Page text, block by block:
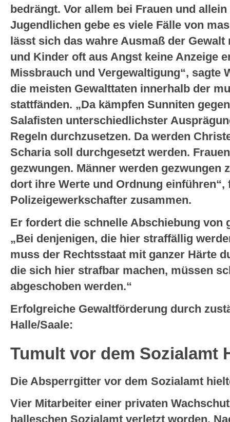
bedrängt. Vor allem bei Frauen und
Jugendlichen gebe es viele Fälle von
lässt sich das wahre Ausmaß der
und Kinder oft aus Angst keine Anzeige
Missbrauch und Vergewaltigung“, sagte
die meisten Gewalttaten innerhalb der
stattfänden. „Da kämpfen Sunniten
Salafisten unterschiedlichster
Regeln durchzusetzen. Da werden
Scharia soll durchgesetzt werden.
gezwungen. Männer werden gezwungen
dort ihre Werte und Ordnung einführen“,
Polizeigewerkschafter zusammen.
Er fordert die schnelle Abschiebung von
„Bei denjenigen, die hier straffällig
muss der Rechtsstaat mit ganzer Härte
die sich hier strafbar machen, müssen
abgeschoben werden.“
Erfolgreiche Gewaltförderung durch
Halle/Saale:
Tumult vor dem Sozialamt
Die Absperrgitter vor dem Sozialamt
Vier Mitarbeiter einer privaten